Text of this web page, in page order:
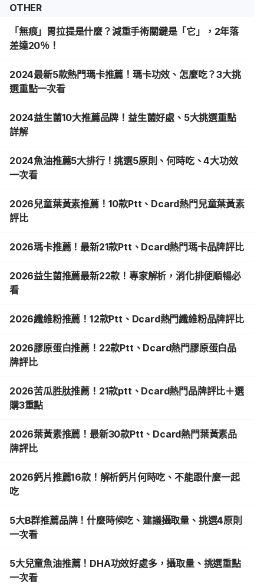
OTHER
「無痕」胃拉提是什麼？減重手術關鍵是「它」，2年落
差達20％！
2024最新5款熱門瑪卡推薦！瑪卡功效、怎麼吃？3大挑
選重點一次看
2024益生菌10大推薦品牌！益生菌好處、5大挑選重點
詳解
2024魚油推薦5大排行！挑選5原則、何時吃、4大功效
一次看
2026兒童葉黃素推薦！10款Ptt、Dcard熱門兒童葉黃素
評比
2026瑪卡推薦！最新21款Ptt、Dcard熱門瑪卡品牌評比
2026益生菌推薦最新22款！專家解析，消化排便順暢必
看
2026纖維粉推薦！12款Ptt、Dcard熱門纖維粉品牌評比
2026膠原蛋白推薦！22款Ptt、Dcard熱門膠原蛋白品
牌評比
2026苦瓜胜肽推薦！21款ptt、Dcard熱門品牌評比＋選
購3重點
2026葉黃素推薦！最新30款Ptt、Dcard熱門葉黃素品
牌評比
2026鈣片推薦16款！解析鈣片何時吃、不能跟什麼一起
吃
5大B群推薦品牌！什麼時候吃、建議攝取量、挑選4原則
一次看
5大兒童魚油推薦！DHA功效好處多，攝取量、挑選重點
一次看